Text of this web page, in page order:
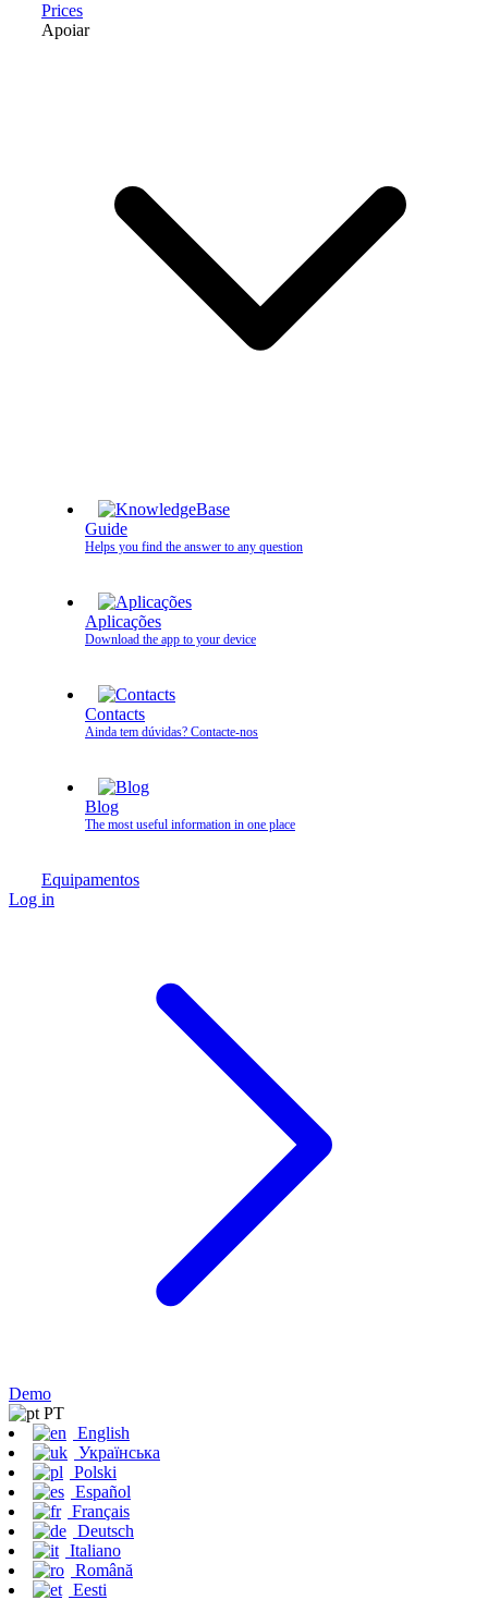
Prices
Apoiar
Guide
Helps you find the answer to any question
Aplicações
Download the app to your device
Contacts
Ainda tem dúvidas? Contacte‑nos
Blog
The most useful information in one place
Equipamentos
Log in
Demo
PT
English
Українська
Polski
Español
Français
Deutsch
Italiano
Română
Eesti